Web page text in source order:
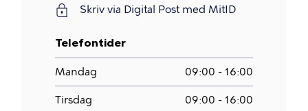
sikker
Skriv via Digital Post med MitID
Telefontider
Mandag 09:00 - 16:00
Tirsdag 09:00 - 16:00